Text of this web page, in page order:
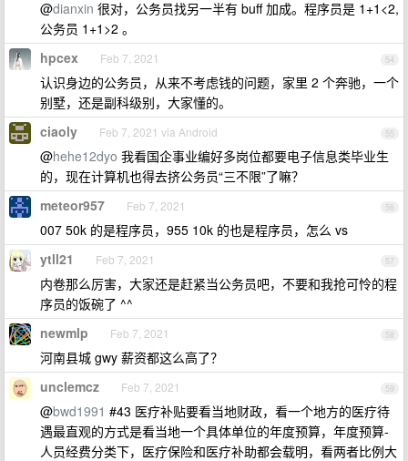
@dianxin 很对，公务员找另一半有 buff 加成。程序员是 1+1<2,
公务员 1+1>2 。
54
hpcex Feb 7, 2021
认识身边的公务员，从来不考虑钱的问题，家里 2 个奔驰，一个
别墅，还是副科级别，大家懂的。
55
ciaoly Feb 7, 2021 via Android
@hehe12dyo 我看国企事业编好多岗位都要电子信息类毕业生
的，现在计算机也得去挤公务员“三不限”了嘛？
56
meteor957 Feb 7, 2021
007 50k 的是程序员，955 10k 的也是程序员，怎么 vs
57
ytll21 Feb 7, 2021
内卷那么厉害，大家还是赶紧当公务员吧，不要和我抢可怜的程
序员的饭碗了 ^^
58
newmlp Feb 7, 2021
河南县城 gwy 薪资都这么高了？
59
unclemcz Feb 7, 2021
@bwd1991 #43 医疗补贴要看当地财政，看一个地方的医疗待
遇最直观的方式是看当地一个具体单位的年度预算，年度预算-
人员经费分类下，医疗保险和医疗补助都会载明，看两者比例大